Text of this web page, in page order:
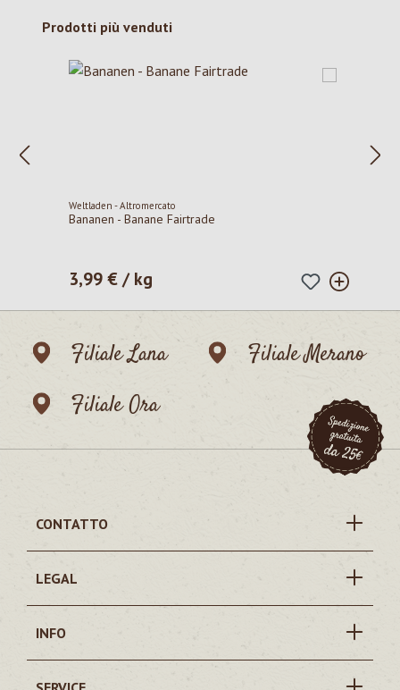
Salta la galleria dei prodotti
Prodotti più venduti
Weltladen - Altromercato
Bananen - Banane Fairtrade
Prezzo normale:
3,99 € / kg
Filiale Lana
Filiale Merano
Filiale Ora
CONTATTO
LEGAL
INFO